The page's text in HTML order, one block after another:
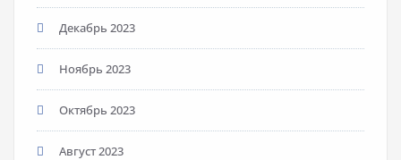
Декабрь 2023
Ноябрь 2023
Октябрь 2023
Август 2023